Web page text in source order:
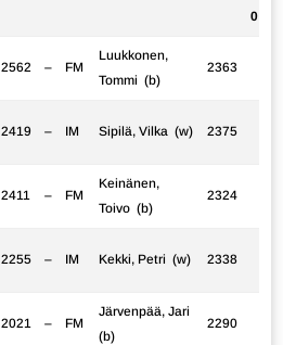
0
2562 – FM
Luukkonen,
Tommi (b)
2363
2419 – IM Sipilä, Vilka (w) 2375
2411 – FM
Keinänen,
Toivo (b)
2324
2255 – IM Kekki, Petri (w) 2338
2021 – FM
Järvenpää, Jari
(b)
2290